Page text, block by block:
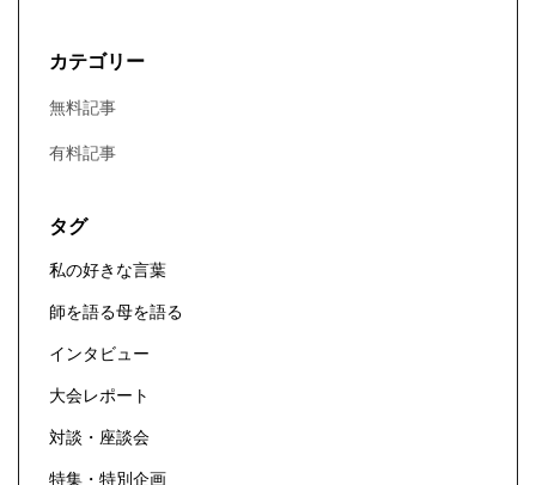
カテゴリー
無料記事
有料記事
タグ
私の好きな言葉
師を語る母を語る
インタビュー
大会レポート
対談・座談会
特集・特別企画